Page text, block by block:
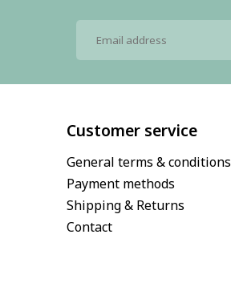
Customer service
General terms & conditions
Payment methods
Shipping & Returns
Contact